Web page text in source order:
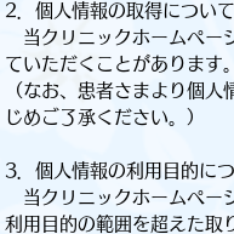
2．個人情報の取得について
当クリニックホームペー
ていただくことがあります
（なお、患者さまより個
じめご了承ください。）
3．個人情報の利用目的に
当クリニックホームペー
利用目的の範囲を超えた取